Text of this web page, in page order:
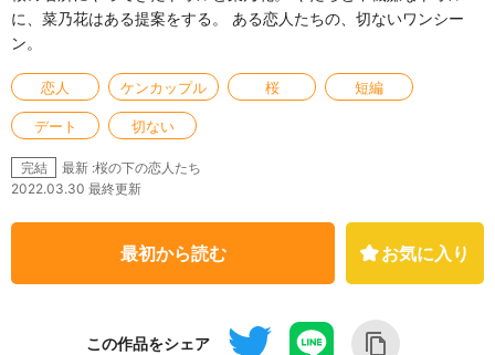
に、菜乃花はある提案をする。 ある恋人たちの、切ないワンシー
ン。
恋人 ケンカップル 桜 短編
デート 切ない
完結
最新 :桜の下の恋人たち
2022.03.30 最終更新
最初から読む お気に入り
この作品をシェア